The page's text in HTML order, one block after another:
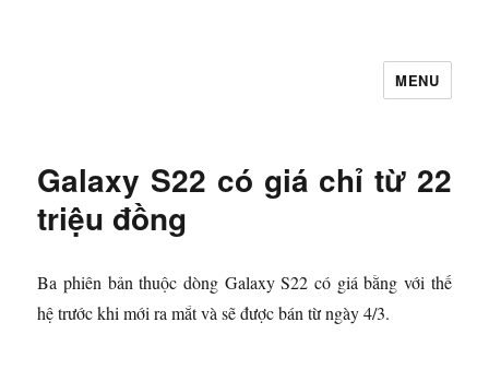
MENU
Galaxy S22 có giá chỉ từ 22
triệu đồng
Ba phiên bản thuộc dòng Galaxy S22 có giá bằng với thế
hệ trước khi mới ra mắt và sẽ được bán từ ngày 4/3.